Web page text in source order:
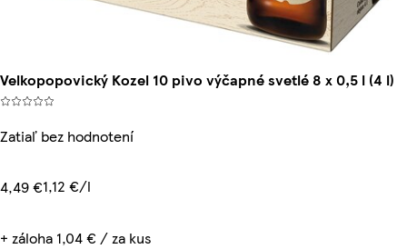
Velkopopovický Kozel 10 pivo výčapné svetlé 8 x 0,5 l (4 l)
Zatiaľ bez hodnotení
4,49 €1,12 €/l
+ záloha 1,04 € / za kus